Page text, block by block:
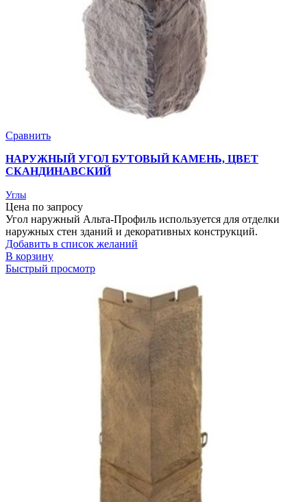
Сравнить
НАРУЖНЫЙ УГОЛ БУТОВЫЙ КАМЕНЬ, ЦВЕТ
СКАНДИНАВСКИЙ
Углы
Цена по запросу
Угол наружный Альта-Профиль используется для отделки
наружных стен зданий и декоративных конструкций.
Добавить в список желаний
В корзину
Быстрый просмотр